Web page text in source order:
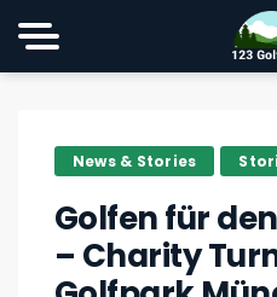
News & Stories
Golfen für
– Charity